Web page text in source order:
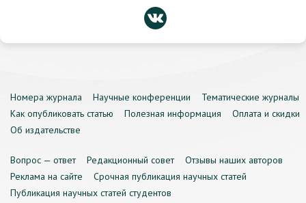
Номера журнала Научные конференции
Тематические журналы
Как опубликовать статью
Полезная информация
Оплата и скидки
Об издательстве
Вопрос — ответ Редакционный совет
Отзывы наших авторов
Реклама на сайте
Срочная публикация научных статей
Публикация научных статей студентов